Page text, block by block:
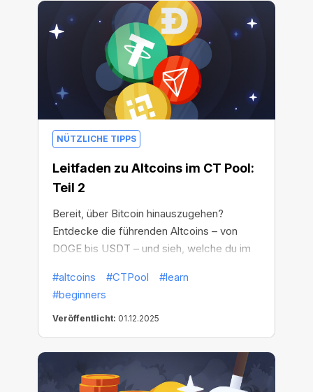
NÜTZLICHE TIPPS
Leitfaden zu Altcoins im CT Pool:
Teil 2
Bereit, über Bitcoin hinauszugehen?
Entdecke die führenden Altcoins – von
DOGE bis USDT – und sieh, welche du im
#altcoins
#CTPool
#learn
#beginners
Veröffentlicht: 01.12.2025